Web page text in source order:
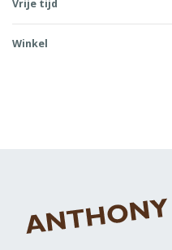
Vrije tijd
Winkel